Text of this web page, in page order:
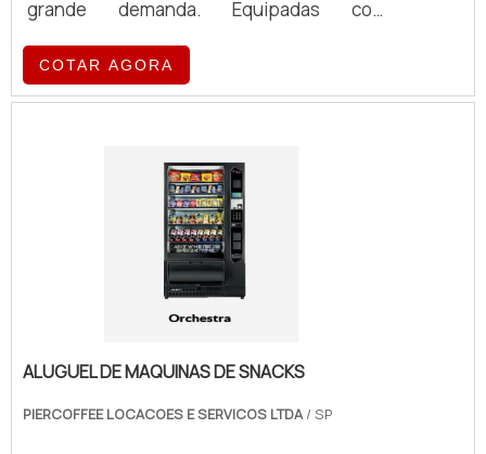
grande demanda. Equipadas com
oferecem eficiência e qualidade no
preparo de café, atendendo a diferentes
COTAR AGORA
ALUGUEL DE MAQUINAS DE SNACKS
PIERCOFFEE LOCACOES E SERVICOS LTDA/ SP